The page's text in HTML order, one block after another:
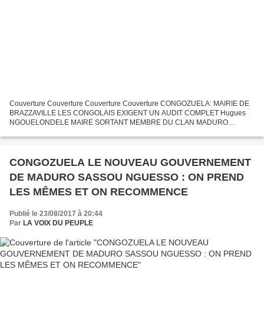
Couverture Couverture Couverture Couverture CONGOZUELA: MAIRIE DE
BRAZZAVILLE LES CONGOLAIS EXIGENT UN AUDIT COMPLET Hugues
NGOUELONDELE MAIRE SORTANT MEMBRE DU CLAN MADURO
2017, le nouveau...
CONGOZUELA LE NOUVEAU GOUVERNEMENT
DE MADURO SASSOU NGUESSO : ON PREND
LES MÊMES ET ON RECOMMENCE
Publié le 23/08/2017 à 20:44
Par LA VOIX DU PEUPLE